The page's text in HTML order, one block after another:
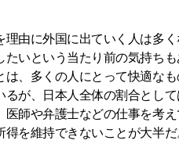
由に外国に出ていく人は多
たいという当たり前の気持ち
は、多くの人にとって快適な
るが、日本人全体の割合とし
医師や弁護士などの仕事を考
得を維持できないことが大半